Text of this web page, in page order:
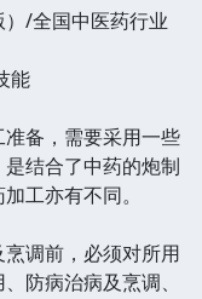
/全国中医药行业
能
备，需要采用一些
结合了中药的炮制
工亦有不同。
调前，必须对所用
防病治病及烹调、